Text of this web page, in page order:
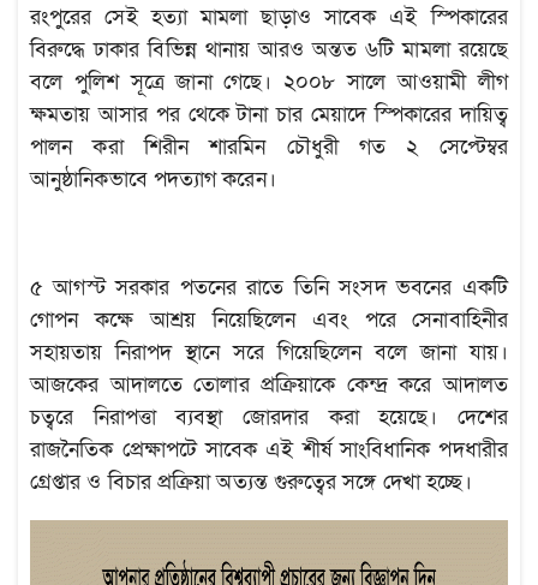
রংপুরের সেই হত্যা মামলা ছাড়াও সাবেক এই স্পিকারের
বিরুদ্ধে ঢাকার বিভিন্ন থানায় আরও অন্তত ৬টি মামলা রয়েছে
বলে পুলিশ সূত্রে জানা গেছে। ২০০৮ সালে আওয়ামী লীগ
ক্ষমতায় আসার পর থেকে টানা চার মেয়াদে স্পিকারের দায়িত্ব
পালন করা শিরীন শারমিন চৌধুরী গত ২ সেপ্টেম্বর
আনুষ্ঠানিকভাবে পদত্যাগ করেন।
৫ আগস্ট সরকার পতনের রাতে তিনি সংসদ ভবনের একটি
গোপন কক্ষে আশ্রয় নিয়েছিলেন এবং পরে সেনাবাহিনীর
সহায়তায় নিরাপদ স্থানে সরে গিয়েছিলেন বলে জানা যায়।
আজকের আদালতে তোলার প্রক্রিয়াকে কেন্দ্র করে আদালত
চত্বরে নিরাপত্তা ব্যবস্থা জোরদার করা হয়েছে। দেশের
রাজনৈতিক প্রেক্ষাপটে সাবেক এই শীর্ষ সাংবিধানিক পদধারীর
গ্রেপ্তার ও বিচার প্রক্রিয়া অত্যন্ত গুরুত্বের সঙ্গে দেখা হচ্ছে।